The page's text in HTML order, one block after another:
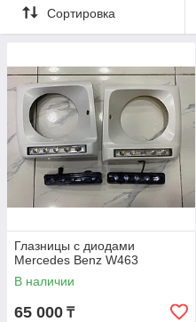
Сортировка
Глазницы с диодами
Mercedes Benz W463
В наличии
65 000 ₸